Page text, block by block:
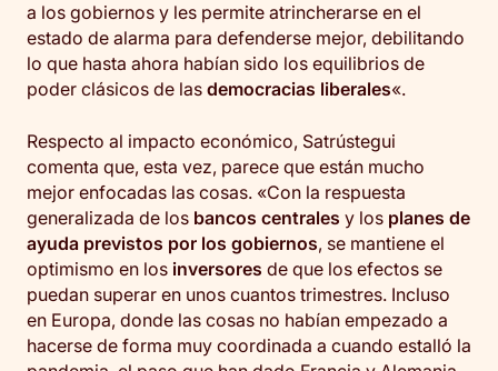
a los gobiernos y les permite atrincherarse en el
estado de alarma para defenderse mejor, debilitando
lo que hasta ahora habían sido los equilibrios de
poder clásicos de las democracias liberales«.
Respecto al impacto económico, Satrústegui
comenta que, esta vez, parece que están mucho
mejor enfocadas las cosas. «Con la respuesta
generalizada de los bancos centrales y los planes de
ayuda previstos por los gobiernos, se mantiene el
optimismo en los inversores de que los efectos se
puedan superar en unos cuantos trimestres. Incluso
en Europa, donde las cosas no habían empezado a
hacerse de forma muy coordinada a cuando estalló la